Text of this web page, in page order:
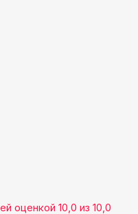
оценкой 10,0 из 10,0